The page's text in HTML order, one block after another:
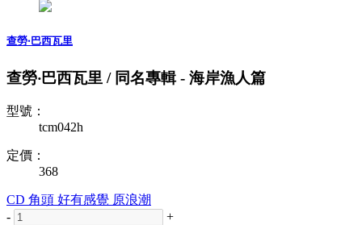
查勞‧巴西瓦里
查勞‧巴西瓦里 / 同名專輯 - 海岸漁人篇
型號：
tcm042h
定價：
368
CD 角頭 好有感覺 原浪潮
-
+